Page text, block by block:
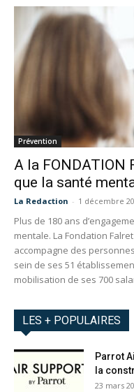
Prévention
A la FONDATION
que la santé
La Redaction - 1 décembre
Plus de 180 ans
mentale. La Fondation
accompagne des
sein de ses 51
mobilisation de ses 700
LES + POPULAIRES
Parrot
la
23 mars